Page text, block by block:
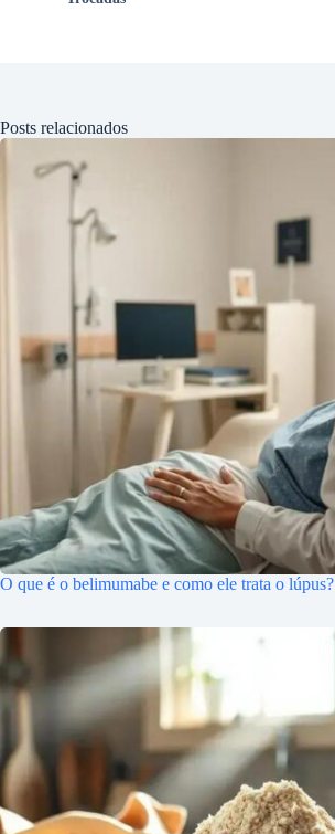
Posts relacionados
O que é o belimumabe e como ele trata o lúpus?